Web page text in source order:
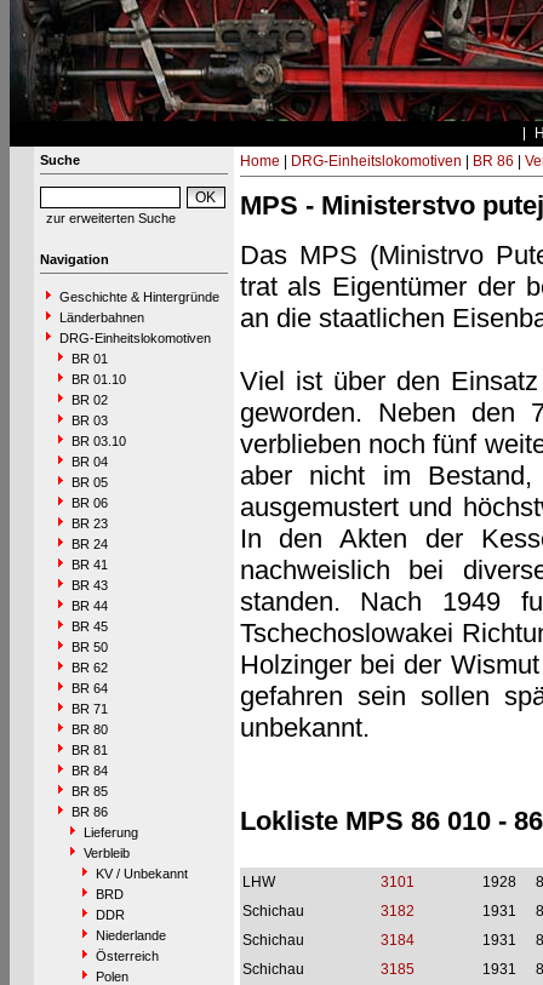
Suche
zur erweiterten Suche
Navigation
Geschichte & Hintergründe
Länderbahnen
DRG-Einheitslokomotiven
BR 01
BR 01.10
BR 02
BR 03
BR 03.10
BR 04
BR 05
BR 06
BR 23
BR 24
BR 41
BR 43
BR 44
BR 45
BR 50
BR 62
BR 64
BR 71
BR 80
BR 81
BR 84
BR 85
BR 86
Lieferung
Verbleib
KV / Unbekannt
BRD
DDR
Niederlande
Österreich
Polen
Home DRG-Einheitslokomotiven BR 86
MPS - Ministerstvo
Das MPS (Ministrvo
trat als Eigentümer der
an die staatlichen
Viel ist über den
geworden. Neben den
verblieben noch fünf
aber nicht im
ausgemustert und
In den Akten der
nachweislich bei
standen. Nach 1949
Tschechoslowakei
Holzinger bei der
gefahren sein sollen
unbekannt.
Lokliste MPS 86 010 -
LHW 3101 1928
Schichau
3182 1931
Schichau
3184 1931
Schichau
3185 1931